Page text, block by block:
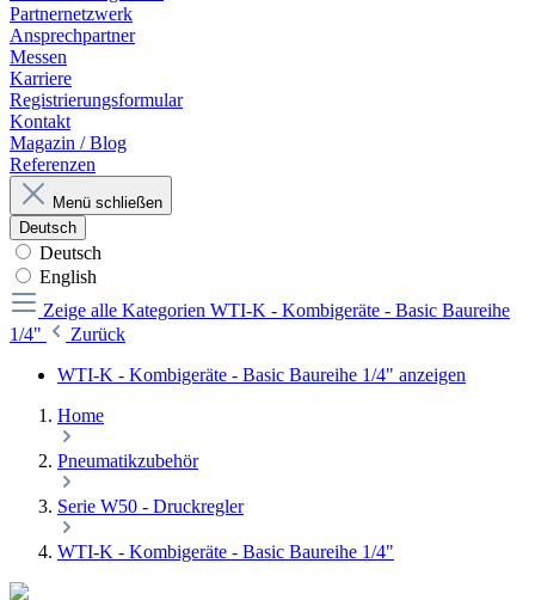
Partnernetzwerk
Ansprechpartner
Messen
Karriere
Registrierungsformular
Kontakt
Magazin / Blog
Referenzen
Menü schließen
Deutsch
Deutsch
English
Zeige alle Kategorien WTI-K - Kombigeräte - Basic Baureihe
1/4"
Zurück
WTI-K - Kombigeräte - Basic Baureihe 1/4" anzeigen
Home
Pneumatikzubehör
Serie W50 - Druckregler
WTI-K - Kombigeräte - Basic Baureihe 1/4"